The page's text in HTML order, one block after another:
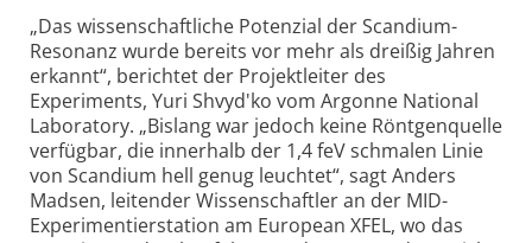
„Das wissenschaftliche Potenzial der Scandium-
Resonanz wurde bereits vor mehr als dreißig Jahren
erkannt“, berichtet der Projektleiter des
Experiments, Yuri Shvyd'ko vom Argonne National
Laboratory. „Bislang war jedoch keine Röntgenquelle
verfügbar, die innerhalb der 1,4 feV schmalen Linie
von Scandium hell genug leuchtet“, sagt Anders
Madsen, leitender Wissenschaftler an der MID-
Experimentier­station am European XFEL, wo das